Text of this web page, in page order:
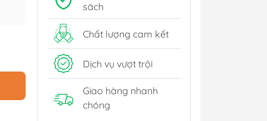
Tâm Linh
Sách Tham Khảo Cấp 1
Sách Tham Khảo Cấp 2
sách
Chất lượng cam kết
Dịch vụ vượt trội
Giao hàng nhanh
chóng